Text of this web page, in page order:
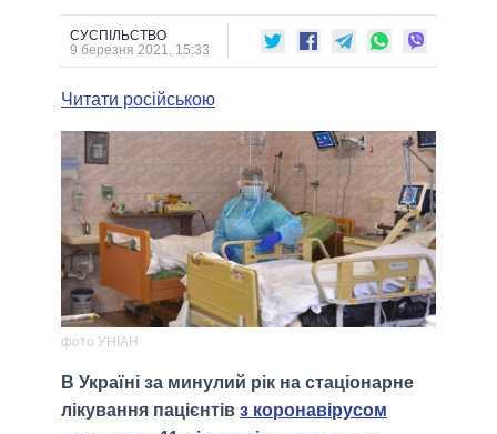
ДАЙДЖЕСТИ
ВЕРХОВНА РАДА
КАБІНЕТ МІНІСТРІВ
МЕРИ МІСТ
ВСІ ПЕРСОНИ
ПІДТРИМАТИ
ПОРІВНЯННЯ ПОЛІТИКІВ
СУСПІЛЬСТВО
9 березня 2021, 15:33
Читати російською
фото УНІАН
В Україні за минулий рік на стаціонарне
лікування пацієнтів з коронавірусом